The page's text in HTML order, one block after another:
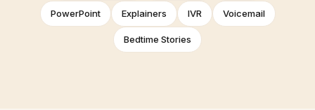
PowerPoint Explainers IVR Voicemail
Bedtime Stories